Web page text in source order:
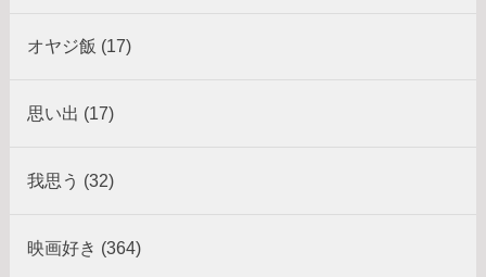
オヤジ飯 (17)
思い出 (17)
我思う (32)
映画好き (364)